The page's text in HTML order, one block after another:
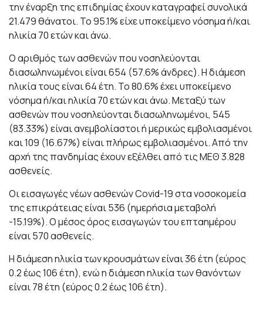
την έναρξη της επιδημίας έχουν καταγραφεί συνολικά
21.479 θάνατοι. Το 95.1% είχε υποκείμενο νόσημα ή/και
ηλικία 70 ετών και άνω.
Ο αριθμός των ασθενών που νοσηλεύονται
διασωληνωμένοι είναι 654 (57.6% άνδρες). Η διάμεση
ηλικία τους είναι 64 έτη. To 80.6% έχει υποκείμενο
νόσημα ή/και ηλικία 70 ετών και άνω. Μεταξύ των
ασθενών που νοσηλεύονται διασωληνωμένοι, 545
(83.33%) είναι ανεμβολίαστοι ή μερικώς εμβολιασμένοι
και 109 (16.67%) είναι πλήρως εμβολιασμένοι. Από την
αρχή της πανδημίας έχουν εξέλθει από τις ΜΕΘ 3.828
ασθενείς.
Οι εισαγωγές νέων ασθενών Covid-19 στα νοσοκομεία
της επικράτειας είναι 536 (ημερήσια μεταβολή
-15.19%). Ο μέσος όρος εισαγωγών του επταημέρου
είναι 570 ασθενείς.
Η διάμεση ηλικία των κρουσμάτων είναι 36 έτη (εύρος
0.2 έως 106 έτη), ενώ η διάμεση ηλικία των θανόντων
είναι 78 έτη (εύρος 0.2 έως 106 έτη).